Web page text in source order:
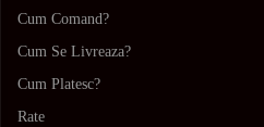
Cum Comand?
Cum Se Livreaza?
Cum Platesc?
Rate